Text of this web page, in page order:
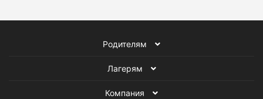
Родителям
Лагерям
Компания